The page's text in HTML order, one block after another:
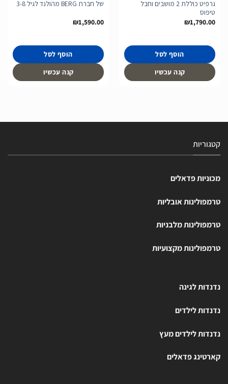
גרפיט כוללת 2 מושבים וחבל
טיפוס
₪1,790.00
הוסף לסל
קנה עכשיו
של חברת BERG מהולנד לגיל 3-8
₪1,590.00
הוסף לסל
קנה עכשיו
קטגוריות
מכוניות פדאלים
טרמפולינות אובליות
טרמפולינות מלבניות
טרמפולינות מקצועיות
נדנדות לגינה
נדנדות לילדים
נדנדות לילדים מעץ
קארטינג פדאלים